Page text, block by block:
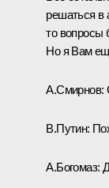
решаться в
то вопросы
Но я Вам
А.Смирнов:
В.Путин:
А.Богомаз: